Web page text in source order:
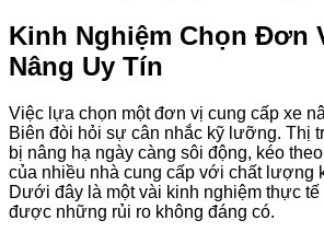
Kinh Nghiệm Chọn Đơn
Nâng Uy Tín
Việc lựa chọn một đơn vị cung cấp xe
Biên đòi hỏi sự cân nhắc kỹ lưỡng. Thị
bị nâng hạ ngày càng sôi động, kéo
của nhiều nhà cung cấp với chất lượng
Dưới đây là một vài kinh nghiệm thực tế
được những rủi ro không đáng có.